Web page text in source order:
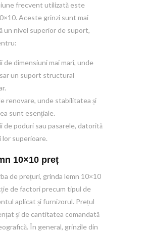
frecvent utilizată este
Aceste grinzi sunt mai
un nivel superior de suport,
de dimensiuni mai mari, unde
un suport structural
renovare, unde stabilitatea și
sunt esențiale.
de poduri sau pasarele, datorită
superioare.
10×10 preț
de prețuri, grinda lemn 10×10
de factori precum tipul de
aplicat și furnizorul. Prețul
și de cantitatea comandată
În general, grinzile din